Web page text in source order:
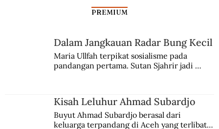
Kisah Leluhur Ahmad Subardjo
PREMIUM
Dalam Jangkauan Radar Bung Kecil
Maria Ullfah terpikat sosialisme pada
pandangan pertama. Sutan Sjahrir jadi
Kisah Leluhur Ahmad Subardjo
Buyut Ahmad Subardjo berasal dari
keluarga terpandang di Aceh yang terlibat